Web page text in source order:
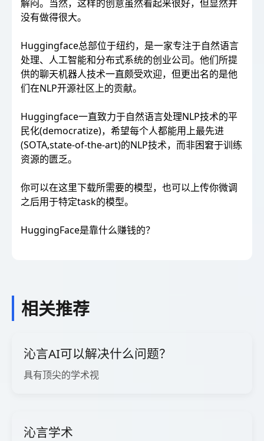
解闷。当然，这样的创意虽然看起来很好，但显然并
没有做得很大。
Huggingface总部位于纽约，是一家专注于自然语言
处理、人工智能和分布式系统的创业公司。他们所提
供的聊天机器人技术一直颇受欢迎，但更出名的是他
们在NLP开源社区上的贡献。
Huggingface一直致力于自然语言处理NLP技术的平
民化(democratize)，希望每个人都能用上最先进
(SOTA,state-of-the-art)的NLP技术，而非困窘于训练
资源的匮乏。
你可以在这里下载所需要的模型，也可以上传你微调
之后用于特定task的模型。
HuggingFace是靠什么赚钱的？
相关推荐
沁言AI可以解决什么问题？
具有顶尖的学术视
沁言学术